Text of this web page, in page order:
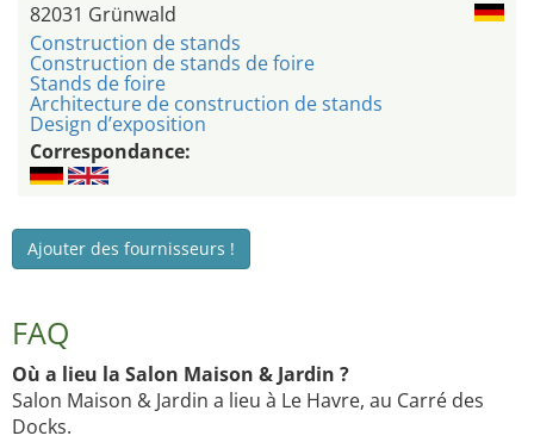
82031 Grünwald
Construction de stands
Construction de stands de foire
Stands de foire
Architecture de construction de stands
Design d’exposition
Correspondance:
Ajouter des fournisseurs !
FAQ
Où a lieu la Salon Maison & Jardin ?
Salon Maison & Jardin a lieu à Le Havre, au Carré des
Docks.